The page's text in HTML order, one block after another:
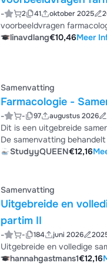
- 2 41 oktober 2025
voorbeeldvragen
linavdlang€10,46Meer
Samenvatting
Farmacologie -
- - 97 augustus 2026
Dit is een uitgebreide
De samenvatting
kinase receptoren,
StudyyQUEEN€12,16
Samenvatting
Uitgebreide en
partim II
- - 184 juni 2026
Uitgebreide en volledige
hannahgastmans1€12,16